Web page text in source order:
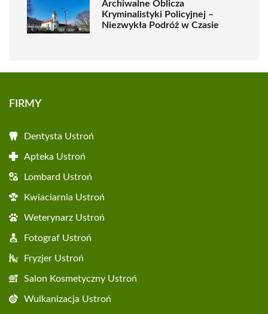
Archiwalne Oblicza
Kryminalistyki Policyjnej –
Niezwykła Podróż w Czasie
FIRMY
Dentysta Ustroń
Apteka Ustroń
Lombard Ustroń
Kwiaciarnia Ustroń
Weterynarz Ustroń
Fotograf Ustroń
Fryzjer Ustroń
Salon Kosmetyczny Ustroń
Wulkanizacja Ustroń